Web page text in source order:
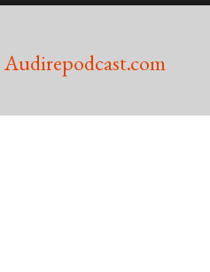
Audirepodcast.com